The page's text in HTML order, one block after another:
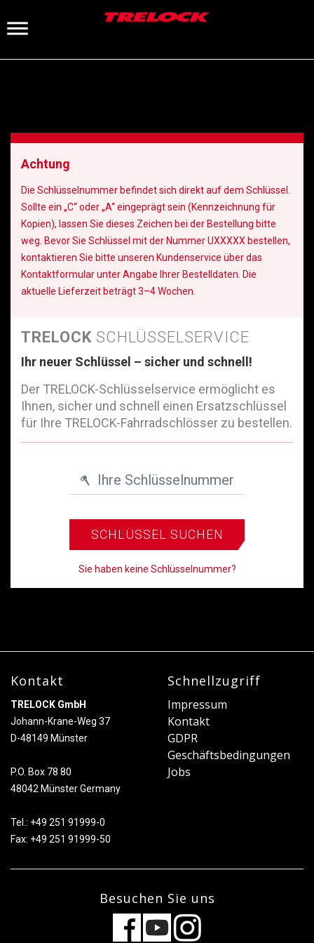
Achtung
Die Schlüsselnummer befindet sich direkt auf dem Schlüssel.
Sollte ein „C“ oder „A“ eingeprägt sein (Kennzeichnung für
Kopien), lassen Sie dieses Zeichen bei der Bestellung bitte
weg. Bevor Sie Schlüssel mit der Nummer UXXXXX bestellen,
kontaktieren Sie bitte unseren Kundenservice über das
Kontaktformular unter Angabe Ihrer Bestelldaten. Die
aktuelle Lieferzeit beträgt 3–4 Wochen.
TRELOCK SCHLÜSSELSERVICE
Ihr neuer Schlüssel – sicher und schnell!
Der TRELOCK-Schlüsselservice ermöglicht es
Ihnen, sicher und schnell einen Ersatzschlüssel
für Ihre TRELOCK-Fahrradschlösser zu bestellen.
Ihre Schlüsselnummer
SCHLÜSSEL SUCHEN
Sie haben keine Schlüsselnummer?
Kontakt
TRELOCK GmbH
Johann-Krane-Weg 37
D-48149 Münster
P.O. Box 78 80
48042 Münster Germany
Tel.: +49 251 91999-0
Fax: +49 251 91999-50
Schnellzugriff
Impressum
Kontakt
GDPR
Geschäftsbedingungen
Jobs
Besuchen Sie uns